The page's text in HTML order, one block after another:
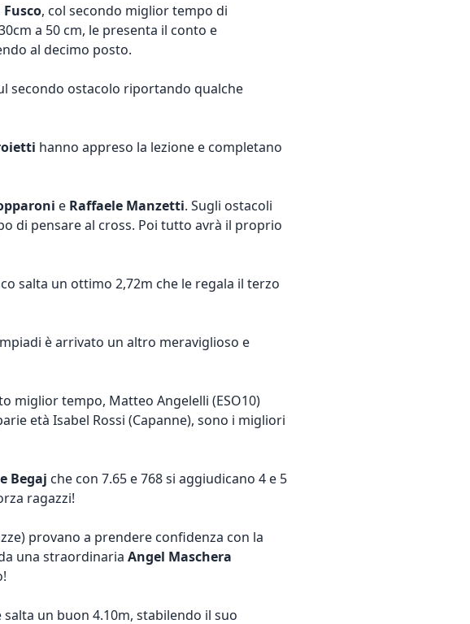
, col secondo miglior tempo di
a 50 cm, le presenta il conto e
al decimo posto.
secondo ostacolo riportando qualche
hanno appreso la lezione e completano
e Raffaele Manzetti. Sugli ostacoli
di pensare al cross. Poi tutto avrà il proprio
salta un ottimo 2,72m che le regala il terzo
è arrivato un altro meraviglioso e
miglior tempo, Matteo Angelelli (ESO10)
età Isabel Rossi (Capanne), sono i migliori
Begaj che con 7.65 e 768 si aggiudicano 4 e 5
ragazzi!
provano a prendere confidenza con la
una straordinaria Angel Maschera
salta un buon 4.10m, stabilendo il suo